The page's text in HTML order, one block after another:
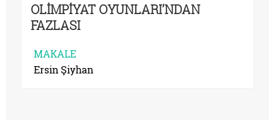
OLİMPİYAT OYUNLARI’NDAN
FAZLASI
MAKALE
Ersin Şiyhan